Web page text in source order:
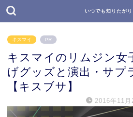
いつでも知りたがり
キスマイ PR
キスマイのリムジン女
げグッズと演出・サプ
【キスブサ】
2016年11月